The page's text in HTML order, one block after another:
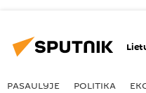
PASAULYJE POLITIKA